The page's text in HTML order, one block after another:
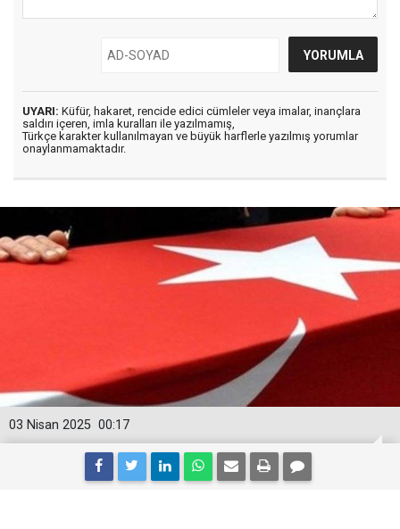
UYARI: Küfür, hakaret, rencide edici cümleler veya imalar, inançlara
saldırı içeren, imla kuralları ile yazılmamış,
Türkçe karakter kullanılmayan ve büyük harflerle yazılmış yorumlar
onaylanmamaktadır.
00:17
03 Nisan 2025